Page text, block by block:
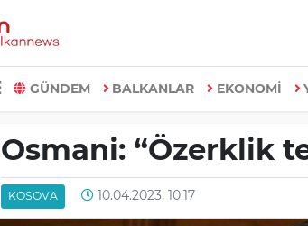
GÜNDEM BALKANLAR EKONOMİ
Osmani: “Özerklik
KOSOVA 10.04.2023, 10:17